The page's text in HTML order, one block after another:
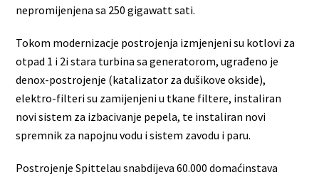
nepromijenjena sa 250 gigawatt sati.
Tokom modernizacje postrojenja izmjenjeni su kotlovi za
otpad 1 i 2i stara turbina sa generatorom, ugrađeno je
denox-postrojenje (katalizator za dušikove okside),
elektro-filteri su zamijenjeni u tkane filtere, instaliran
novi sistem za izbacivanje pepela, te instaliran novi
spremnik za napojnu vodu i sistem zavodu i paru.
Postrojenje Spittelau snabdijeva 60.000 domaćinstava